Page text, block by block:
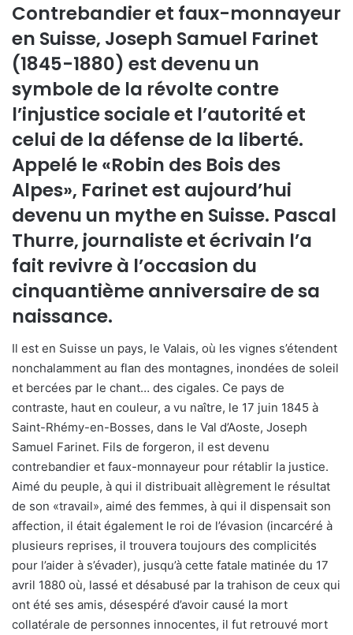
Contrebandier et faux-monnayeur
en Suisse, Joseph Samuel Farinet
(1845-1880) est devenu un
symbole de la révolte contre
l’injustice sociale et l’autorité et
celui de la défense de la liberté.
Appelé le «Robin des Bois des
Alpes», Farinet est aujourd’hui
devenu un mythe en Suisse. Pascal
Thurre, journaliste et écrivain l’a
fait revivre à l’occasion du
cinquantième anniversaire de sa
naissance.
Il est en Suisse un pays, le Valais, où les vignes s’étendent
nonchalamment au flan des montagnes, inondées de soleil
et bercées par le chant… des cigales. Ce pays de
contraste, haut en couleur, a vu naître, le 17 juin 1845 à
Saint-Rhémy-en-Bosses, dans le Val d’Aoste, Joseph
Samuel Farinet. Fils de forgeron, il est devenu
contrebandier et faux-monnayeur pour rétablir la justice.
Aimé du peuple, à qui il distribuait allègrement le résultat
de son «travail», aimé des femmes, à qui il dispensait son
affection, il était également le roi de l’évasion (incarcéré à
plusieurs reprises, il trouvera toujours des complicités
pour l’aider à s’évader), jusqu’à cette fatale matinée du 17
avril 1880 où, lassé et désabusé par la trahison de ceux qui
ont été ses amis, désespéré d’avoir causé la mort
collatérale de personnes innocentes, il fut retrouvé mort